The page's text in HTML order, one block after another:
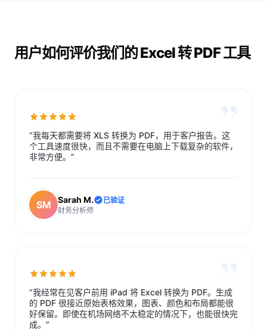
用户如何评价我们的 Excel 转 PDF 工具
“我每天都需要将 XLS 转换为 PDF，用于客户报告。这
个工具速度很快，而且不需要在电脑上下载复杂的软件，
非常方便。”
SM Sarah M.
已验证
财务分析师
“我经常在见客户前用 iPad 将 Excel 转换为 PDF。生成
的 PDF 很接近原始表格效果，图表、颜色和布局都能很
好保留。即使在机场网络不太稳定的情况下，也能很快完
成。”